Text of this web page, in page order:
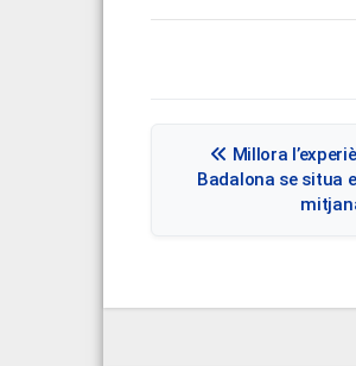
Millora
Badalona se situa